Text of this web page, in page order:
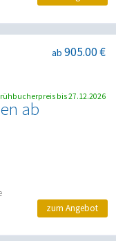
ab
ab 905.00 €
bis 27.12.2026
zum Angebot